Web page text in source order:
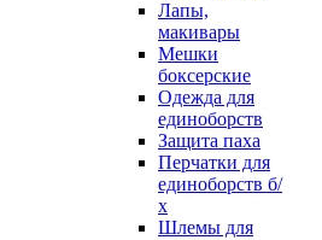
Лапы,
макивары
Мешки
боксерские
Одежда для
единоборств
Защита паха
Перчатки для
единоборств б/
х
Шлемы для